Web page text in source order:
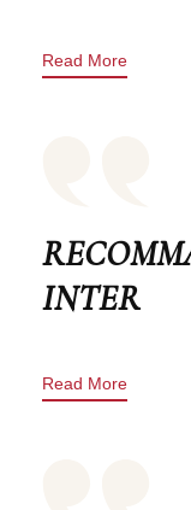
Read More
INTER
Read More